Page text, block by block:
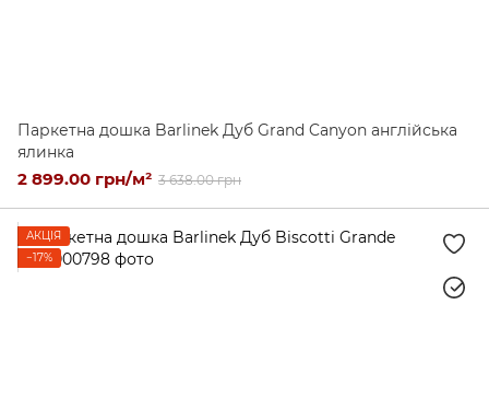
Паркетна дошка Barlinek Дуб Grand Canyon англійська
ялинка
2 899.00 грн/м² 3 638.00 грн
АКЦІЯ
−17%